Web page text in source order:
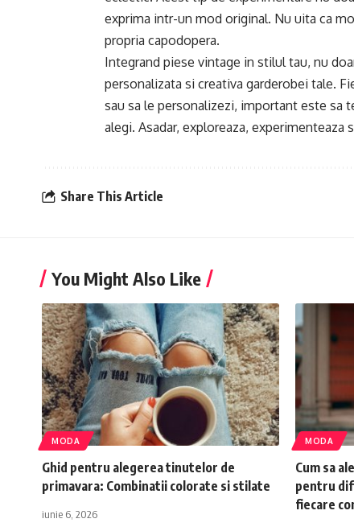
exprima intr-un mod original. Nu uita ca
propria capodopera.
Integrand piese vintage in stilul tau, nu
personalizata si creativa garderobei tale.
sau sa le personalizezi, important este sa
alegi. Asadar, exploreaza,
Share This Article
You Might Also Like
MODA
Ghid pentru alegerea tinutelor de
primavara: Combinatii colorate si stilate
iunie 6, 2026
MODA
Cum sa
pentru
fiecare